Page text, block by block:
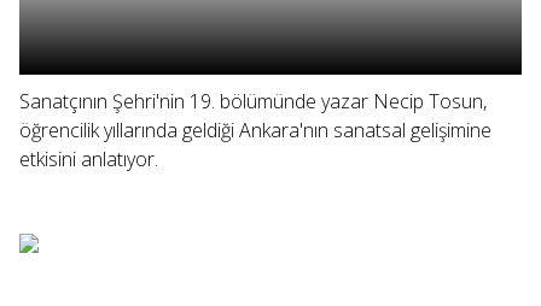
Sanatçının Şehri'nin 19. bölümünde yazar Necip Tosun,
öğrencilik yıllarında geldiği Ankara'nın sanatsal gelişimine
etkisini anlatıyor.